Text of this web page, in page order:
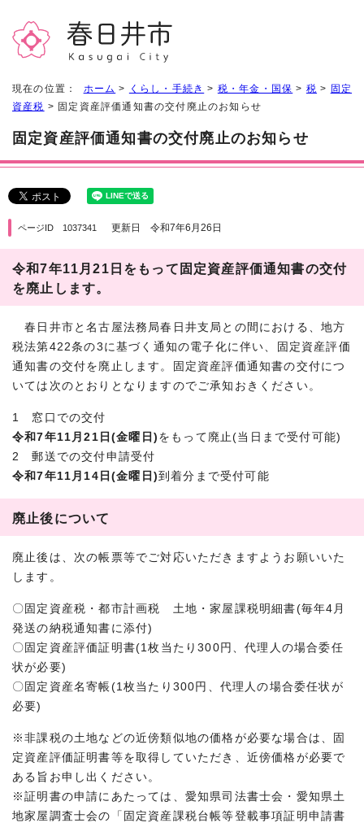
現在の位置： ホーム > くらし・手続き > 税・年金・国保 > 税 > 固定
資産税 > 固定資産評価通知書の交付廃止のお知らせ
固定資産評価通知書の交付廃止のお知らせ
ページID 1037341 更新日 令和7年6月26日
令和7年11月21日をもって固定資産評価通知書の交付
を廃止します。
春日井市と名古屋法務局春日井支局との間における、地方
税法第422条の3に基づく通知の電子化に伴い、固定資産評価
通知書の交付を廃止します。固定資産評価通知書の交付につ
いては次のとおりとなりますのでご承知おきください。
1 窓口での交付
令和7年11月21日(金曜日) をもって廃止(当日まで受付可能)
2 郵送での交付申請受付
令和7年11月14日(金曜日)到着分まで受付可能
廃止後について
廃止後は、次の帳票等でご対応いただきますようお願いいた
します。
〇固定資産税・都市計画税 土地・家屋課税明細書(毎年4月
発送の納税通知書に添付)
〇固定資産評価証明書(1枚当たり300円、代理人の場合委任
状が必要)
〇固定資産名寄帳(1枚当たり300円、代理人の場合委任状が
必要)
※非課税の土地などの近傍類似地の価格が必要な場合は、固
定資産評価証明書等を取得していただき、近傍価格が必要で
ある旨お申し出ください。
※証明書の申請にあたっては、愛知県司法書士会・愛知県土
地家屋調査士会の「固定資産課税台帳等登載事項証明申請書